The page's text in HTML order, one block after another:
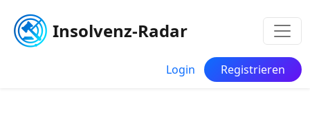
Insolvenz-Radar
Login Registrieren